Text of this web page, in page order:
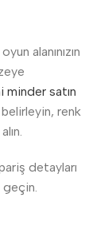
alanınızın
minder satın
renk
detayları